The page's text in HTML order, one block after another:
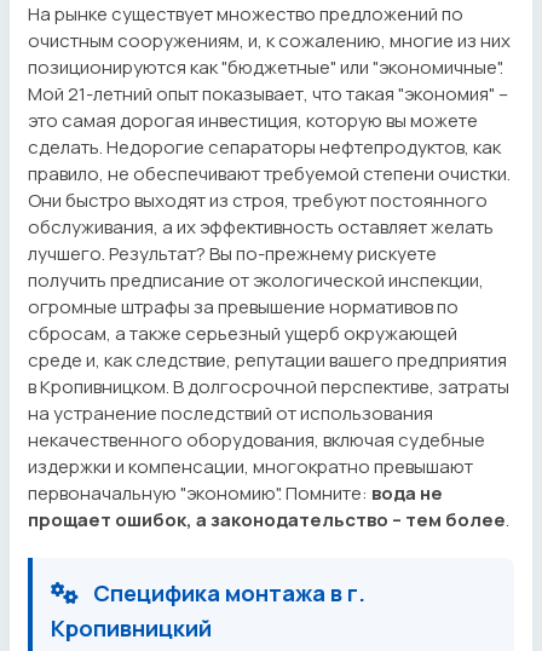
На рынке существует множество предложений по
очистным сооружениям, и, к сожалению, многие из них
позиционируются как "бюджетные" или "экономичные".
Мой 21-летний опыт показывает, что такая "экономия" –
это самая дорогая инвестиция, которую вы можете
сделать. Недорогие сепараторы нефтепродуктов, как
правило, не обеспечивают требуемой степени очистки.
Они быстро выходят из строя, требуют постоянного
обслуживания, а их эффективность оставляет желать
лучшего. Результат? Вы по-прежнему рискуете
получить предписание от экологической инспекции,
огромные штрафы за превышение нормативов по
сбросам, а также серьезный ущерб окружающей
среде и, как следствие, репутации вашего предприятия
в Кропивницком. В долгосрочной перспективе, затраты
на устранение последствий от использования
некачественного оборудования, включая судебные
издержки и компенсации, многократно превышают
первоначальную "экономию". Помните: вода не
прощает ошибок, а законодательство – тем более.
Специфика монтажа в г.
Кропивницкий